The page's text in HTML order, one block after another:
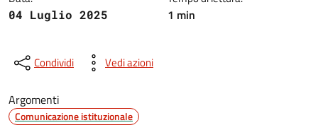
04 Luglio 2025 1 min
Condividi Vedi azioni
Argomenti
Comunicazione istituzionale